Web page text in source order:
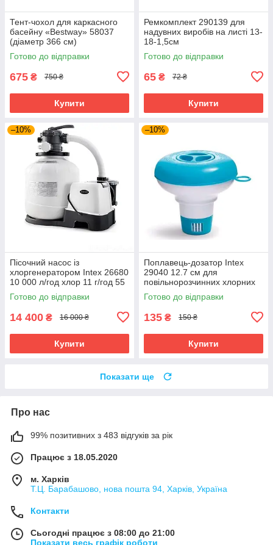
Тент-чохол для каркасного
басейну «Bestway» 58037
(діаметр 366 см)
Готово до відправки
675 ₴ 750 ₴
Купити
Ремкомплект 290139 для
надувних виробів на листі 13-
18-1,5см
Готово до відправки
65 ₴ 72 ₴
Купити
–10%
Пісочний насос із
хлоргенератором Intex 26680
10 000 л/год хлор 11 г/год 55
кг
Готово до відправки
14 400 ₴ 16 000 ₴
Купити
–10%
Поплавець-дозатор Intex
29040 12.7 см для
повільнорозчинних хлорних
таблеток
Готово до відправки
135 ₴ 150 ₴
Купити
Показати ще
Про нас
99% позитивних з 483 відгуків за рік
Працює з 18.05.2020
м. Харків
Т.Ц. Барабашово, нова пошта 94, Харків, Україна
Контакти
Сьогодні працює з 08:00 до 21:00
Показати весь графік роботи